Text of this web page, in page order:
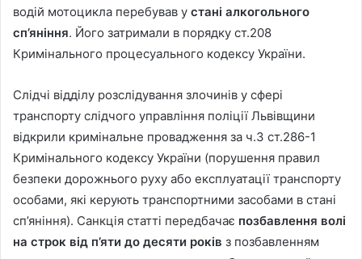
водій мотоцикла перебував у стані алкогольного
сп’яніння. Його затримали в порядку ст.208
Кримінального процесуального кодексу України.
Слідчі відділу розслідування злочинів у сфері
транспорту слідчого управління поліції Львівщини
відкрили кримінальне провадження за ч.3 ст.286-1
Кримінального кодексу України (порушення правил
безпеки дорожнього руху або експлуатації транспорту
особами, які керують транспортними засобами в стані
сп’яніння). Санкція статті передбачає позбавлення волі
на строк від п’яти до десяти років з позбавленням